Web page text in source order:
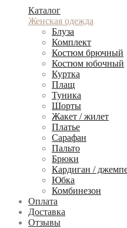
Каталог
Женская одежда
Блуза
Комплект
Костюм брючный
Костюм юбочный
Куртка
Плащ
Туника
Шорты
Жакет / жилет
Платье
Сарафан
Пальто
Брюки
Кардиган /
Юбка
Комбинезон
Оплата
Доставка
Отзывы